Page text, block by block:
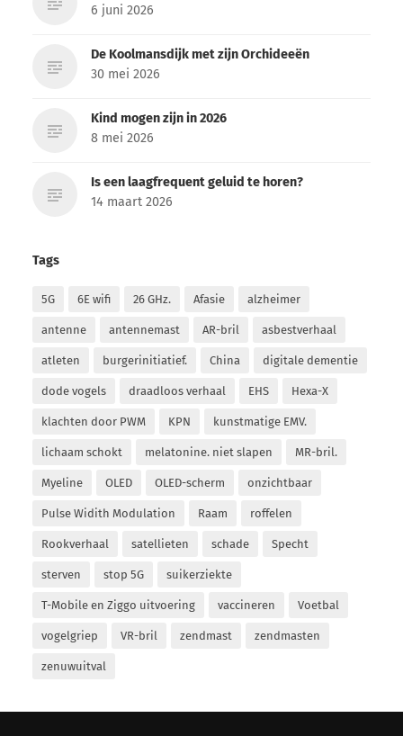
6 juni 2026
De Koolmansdijk met zijn Orchideeën
30 mei 2026
Kind mogen zijn in 2026
8 mei 2026
Is een laagfrequent geluid te horen?
14 maart 2026
Tags
5G 6E wifi 26 GHz. Afasie alzheimer
antenne antennemast AR-bril asbestverhaal
atleten burgerinitiatief. China digitale dementie
dode vogels draadloos verhaal EHS Hexa-X
klachten door PWM KPN kunstmatige EMV.
lichaam schokt melatonine. niet slapen MR-bril.
Myeline OLED OLED-scherm onzichtbaar
Pulse Widith Modulation Raam roffelen
Rookverhaal satellieten schade Specht
sterven stop 5G suikerziekte
T-Mobile en Ziggo uitvoering vaccineren Voetbal
vogelgriep VR-bril zendmast zendmasten
zenuwuitval